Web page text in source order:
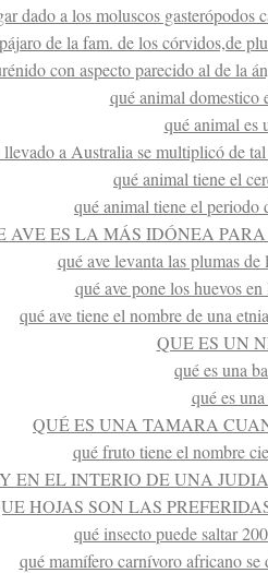
dado a los moluscos gasterópodos
pájaro de la fam. de los córvidos,de
con aspecto parecido al de la
qué animal domestico
qué animal es
a Australia se multiplicó de
qué animal tiene el
qué animal tiene el periodo
AVE ES LA MÁS IDÓNEA
qué ave levanta las plumas
qué ave pone los huevos
qué ave tiene el nombre de una
QUE ES UN
qué es una
qué es
QUÉ ES UNA TAMARA
qué fruto tiene el nombre
EN EL INTERIO DE UNA
HOJAS SON LAS
qué insecto puede saltar
qué mamífero carnívoro africano se